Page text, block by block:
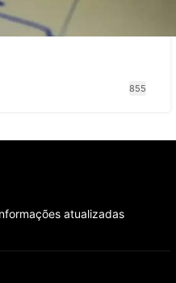
dos nomes
855
atualizadas